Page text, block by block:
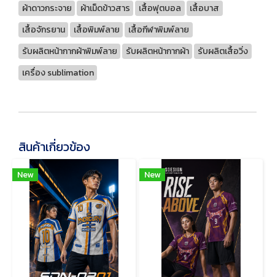
ผ้าดาวกระจาย
ผ้าเม็ดข้าวสาร เสื้อฟุตบอล
เสื้อบาส
เสื้อจักรยาน
เสื้อพิมพ์ลาย
เสื้อกีฬาพิมพ์ลาย
รับผลิตหน้ากากผ้าพิมพ์ลาย
รับผลิตหน้ากากผ้า
รับผลิตเสื้อวิ่ง
เครื่อง sublimation
สินค้าเกี่ยวข้อง
New New